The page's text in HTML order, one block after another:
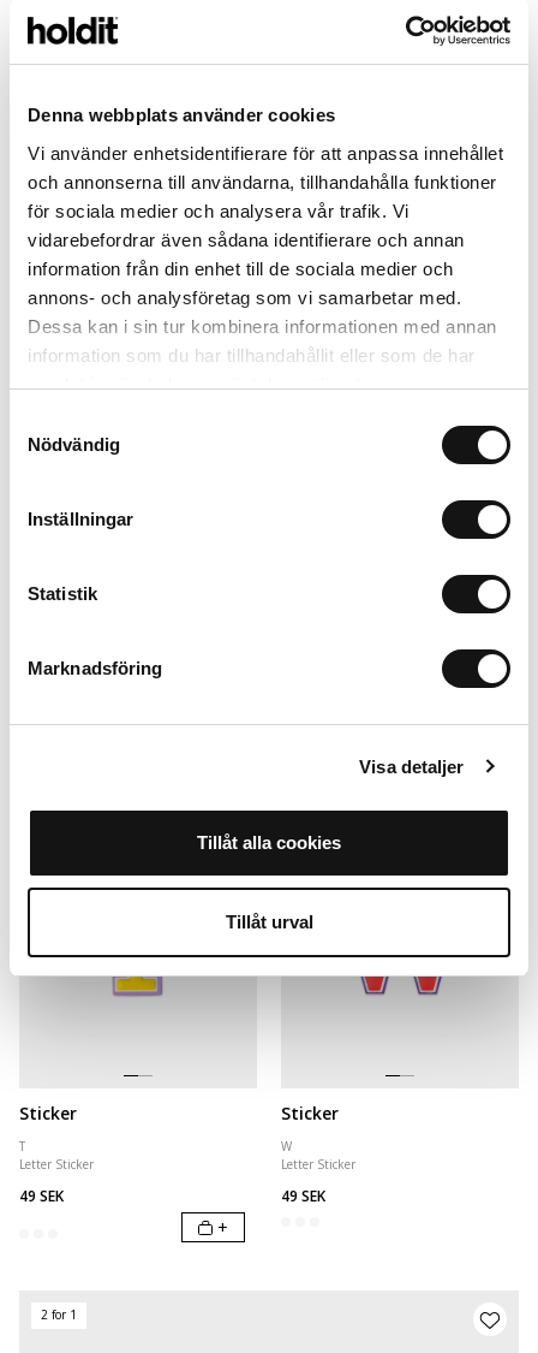
Denna webbplats använder cookies
Vi använder enhetsidentifierare för att anpassa innehållet
och annonserna till användarna, tillhandahålla funktioner
för sociala medier och analysera vår trafik. Vi
vidarebefordrar även sådana identifierare och annan
information från din enhet till de sociala medier och
annons- och analysföretag som vi samarbetar med.
Dessa kan i sin tur kombinera informationen med annan
information som du har tillhandahållit eller som de har
samlat in när du har använt deras tjänster.
Nödvändig
Inställningar
Statistik
Marknadsföring
Visa detaljer
Tillåt alla cookies
Tillåt urval
Sticker
Letter Sticker
49 SEK
Letter Sticker
+ +
2 for 1
Sticker
T
Letter Sticker
49 SEK
+
Sign up
2 for 1
Sticker
W
Letter Sticker
49 SEK
2 for 1